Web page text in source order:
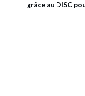
grâce au DISC